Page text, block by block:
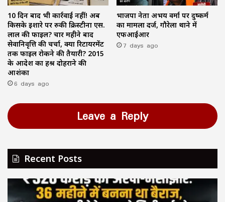
10 दिन बाद भी कार्रवाई नहीं! अब
किसके इशारे पर रुकी क्रिस्टीना एस.
लाल की फाइल? चार महीने बाद
सेवानिवृत्ति की चर्चा, क्या रिटायरमेंट
तक फाइल रोकने की तैयारी? 2015
के आदेश का हश्र दोहराने की
आशंका
6 days ago
भाजपा नेता अभय वर्मा पर दुष्कर्म
का मामला दर्ज, गौरेला थाने में
एफआईआर
7 days ago
Leave a Reply
Recent Posts